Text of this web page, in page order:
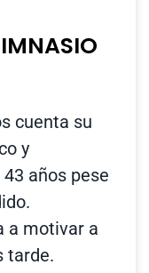
cuenta su
y
años pese
a motivar a
tarde.